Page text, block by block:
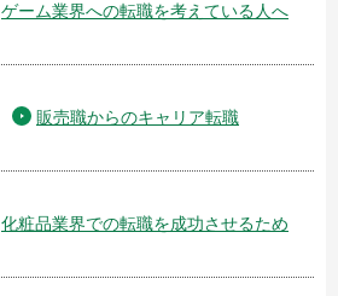
ゲーム業界への転職を考えている人へ
販売職からのキャリア転職
化粧品業界での転職を成功させるため